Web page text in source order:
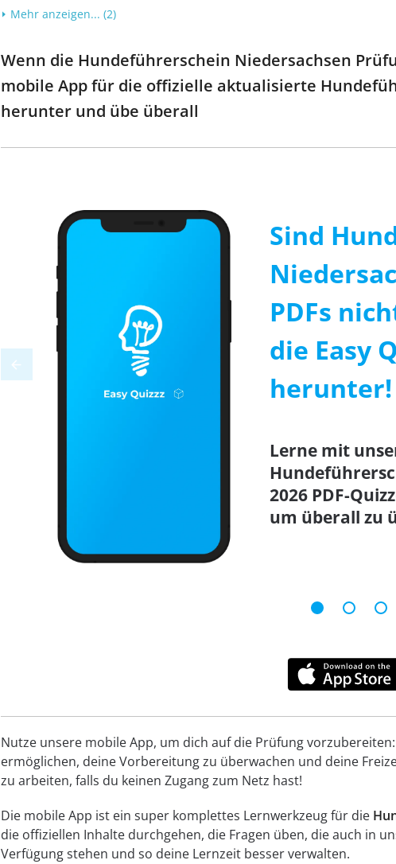
Mehr anzeigen... (2)
Wenn die Hundeführerschein Niedersachsen
mobile App für die offizielle aktualisierte
herunter und übe überall
Sind
PDFs
die Easy
herunter!
Lerne mit
2026 PDF-
um überall zu
Nutze unsere mobile App, um dich auf die Prüfung
ermöglichen, deine Vorbereitung zu überwachen und deine
zu arbeiten, falls du keinen Zugang zum Netz hast!
Die mobile App ist ein super komplettes Lernwerkzeug für die
die offiziellen Inhalte durchgehen, die Fragen üben, die auch in
Verfügung stehen und so deine Lernzeit besser verwalten.